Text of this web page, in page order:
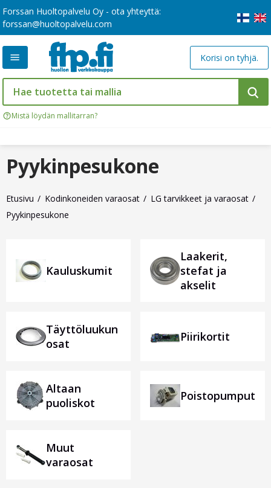
Forssan Huoltopalvelu Oy - ota yhteyttä:
forssan@huoltopalvelu.com
Mistä löydän mallitarran?
Korisi on tyhjä.
Etusivu Kodinkoneiden varaosat
LG tarvikkeet ja varaosat
Pyykinpesukone
Pyykinpesukone
Kauluskumit
Laakerit,
stefat ja
akselit
Täyttöluukun
osat
Piirikortit
Altaan
puoliskot
Poistopumput
Muut
varaosat